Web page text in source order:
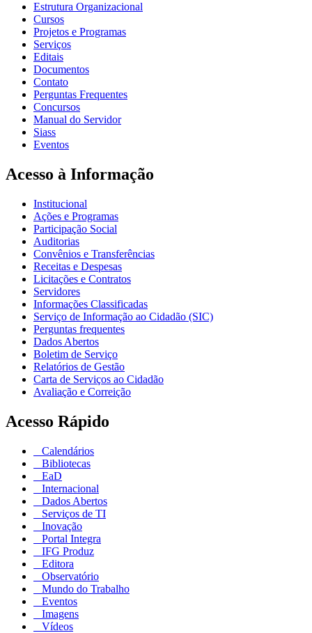
Estrutura Organizacional
Cursos
Projetos e Programas
Serviços
Editais
Documentos
Contato
Perguntas Frequentes
Concursos
Manual do Servidor
Siass
Eventos
Acesso à Informação
Institucional
Ações e Programas
Participação Social
Auditorias
Convênios e Transferências
Receitas e Despesas
Licitações e Contratos
Servidores
Informações Classificadas
Serviço de Informação ao Cidadão (SIC)
Perguntas frequentes
Dados Abertos
Boletim de Serviço
Relatórios de Gestão
Carta de Serviços ao Cidadão
Avaliação e Correição
Acesso Rápido
Calendários
Bibliotecas
EaD
Internacional
Dados Abertos
Serviços de TI
Inovação
Portal Integra
IFG Produz
Editora
Observatório
Mundo do Trabalho
Eventos
Imagens
Vídeos